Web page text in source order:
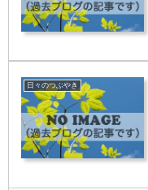
日々のつぶやき